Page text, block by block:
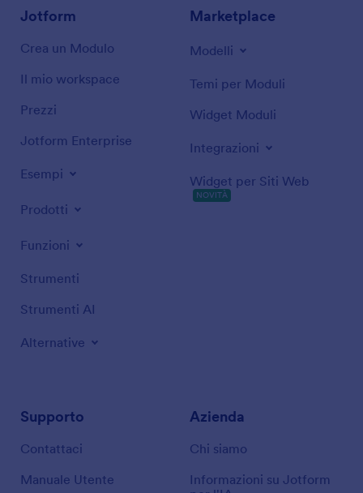
Jotform
Crea un Modulo
Il mio workspace
Prezzi
Jotform Enterprise
Esempi
Prodotti
Funzioni
Strumenti
Strumenti AI
Alternative
Marketplace
Modelli
Temi per Moduli
Widget Moduli
Integrazioni
Widget per Siti Web
NOVITÀ
Supporto
Contattaci
Manuale Utente
Azienda
Chi siamo
Informazioni su Jotform